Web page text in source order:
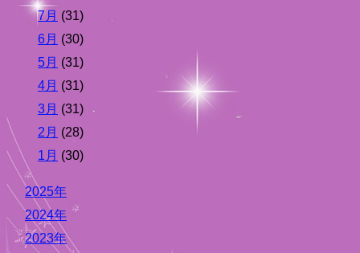
7月 (31)
6月 (30)
5月 (31)
4月 (31)
3月 (31)
2月 (28)
1月 (30)
2025年
2024年
2023年